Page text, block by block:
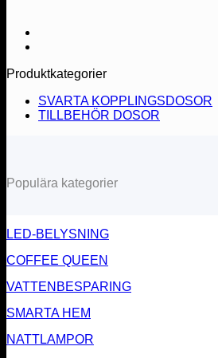
Produktkategorier
SVARTA KOPPLINGSDOSOR
TILLBEHÖR DOSOR
Populära kategorier
LED-BELYSNING
COFFEE QUEEN
VATTENBESPARING
SMARTA HEM
NATTLAMPOR